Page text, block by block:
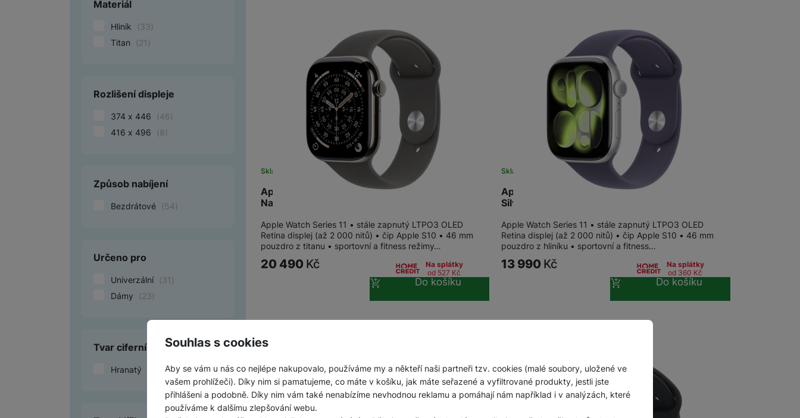
Souhlas s cookies
Aby se vám u nás co nejlépe nakupovalo, používáme my a někteří naši partneři tzv. cookies (malé soubory, uložené ve
vašem prohlížeči). Díky nim si pamatujeme, co máte v košíku, jak máte seřazené a vyfiltrované produkty, jestli jste
přihlášeni a podobně. Díky nim vám také nenabízíme nevhodnou reklamu a pomáhají nám například i v analýzách, které
používáme k dalšímu zlepšování webu.
Materiál
Hliník (33)
Titan
(21 )
Rozlišení displeje
374 x 446 (46)
416 x 496
(8)
Způsob nabíjení
Bezdrátové (54)
Určeno pro
Univerzální (31 )
Dámy
(23)
Tvar ciferníku
Hranatý
Apple Watch Series 11 GPS + Cellular 46mm
Natural…
Skladem
Apple Watch Series 11 • stále zapnutý LTPO3 OLED
Retina displej (až 2 000 nitů) • čip Apple S10 • 46 mm
pouzdro z titanu • sportovní a fitness režimy…
20 490 Kč
Na splátky
od 527 Kč
Do košíku
Apple Watch Series 11 GPS + Cellular 46mm
Silver…
Skladem
Apple Watch Series 11 • stále zapnutý LTPO3 OLED
Retina displej (až 2 000 nitů) • čip Apple S10 • 46 mm
pouzdro z hliníku • sportovní a fitness…
13 990 Kč
Na splátky
od 360 Kč
Do košíku